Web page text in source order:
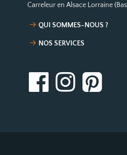
Carreleur en Alsace Lorraine
QUI SOMMES-NOUS ?
NOS SERVICES